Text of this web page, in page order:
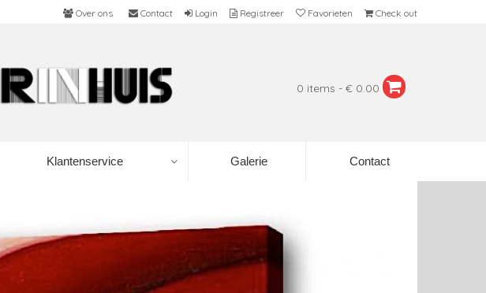
Over ons Contact Login Registreer Favorieten Check out
0 items - € 0.00
Klantenservice Galerie Contact